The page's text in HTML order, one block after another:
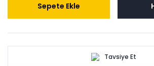
Sepete Ekle
Tavsiye Et